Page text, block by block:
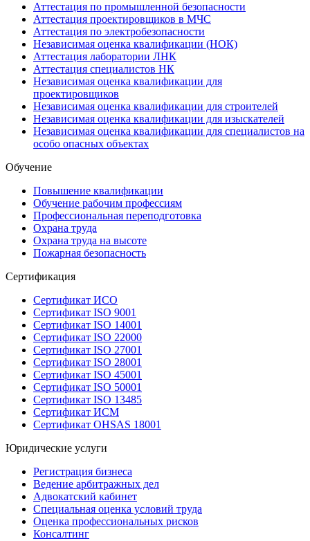
Аттестация по промышленной безопасности
Аттестация проектировщиков в МЧС
Аттестация по электробезопасности
Независимая оценка квалификации (НОК)
Аттестация лаборатории ЛНК
Аттестация специалистов НК
Независимая оценка квалификации для
проектировщиков
Независимая оценка квалификации для строителей
Независимая оценка квалификации для изыскателей
Независимая оценка квалификации для специалистов на
особо опасных объектах
Обучение
Повышение квалификации
Обучение рабочим профессиям
Профессиональная переподготовка
Охрана труда
Охрана труда на высоте
Пожарная безопасность
Сертификация
Сертификат ИСО
Сертификат ISO 9001
Сертификат ISO 14001
Сертификат ISO 22000
Сертификат ISO 27001
Сертификат ISO 28001
Сертификат ISO 45001
Сертификат ISO 50001
Сертификат ISO 13485
Сертификат ИСМ
Сертификат OHSAS 18001
Юридические услуги
Регистрация бизнеса
Ведение арбитражных дел
Адвокатский кабинет
Специальная оценка условий труда
Оценка профессиональных рисков
Консалтинг